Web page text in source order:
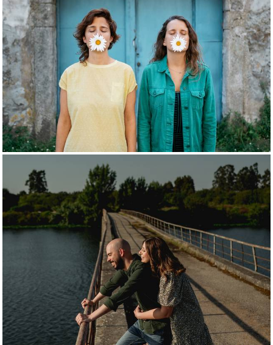
1120 1
1157 0